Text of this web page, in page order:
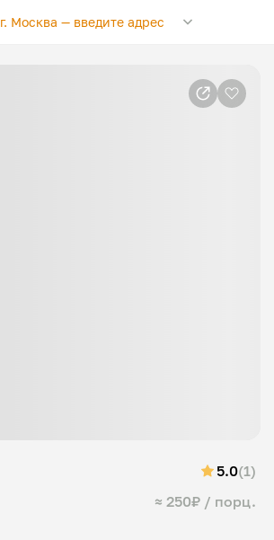
г. Москва —введите адрес
≈ 250₽ / порц.
5.0(1)